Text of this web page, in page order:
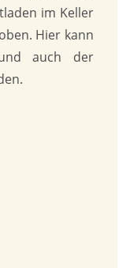
im Keller
Hier kann
auch der